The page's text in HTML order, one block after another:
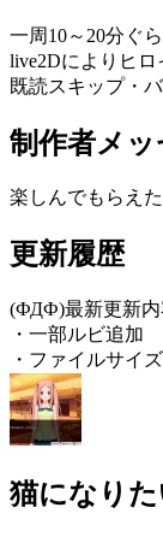
一周10～20分ぐ
live2Dによりヒ
既読スキップ・
制作者メッ
楽しんでもらえ
更新履歴
(ФДФ)最新更新内
・一部ルビ追加
・ファイルサイ
猫になり